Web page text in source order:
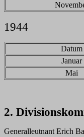
1944
Datum
Januar
Mai
2.
Generalleutnant Erich